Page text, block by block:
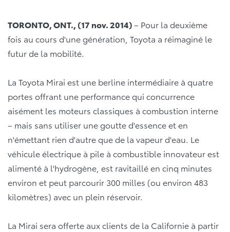
TORONTO, ONT., (17 nov. 2014)– Pour la deuxième
fois au cours d'une génération, Toyota a réimaginé le
futur de la mobilité.
La Toyota Mirai est une berline intermédiaire à quatre
portes offrant une performance qui concurrence
aisément les moteurs classiques à combustion interne
– mais sans utiliser une goutte d'essence et en
n'émettant rien d'autre que de la vapeur d'eau. Le
véhicule électrique à pile à combustible innovateur est
alimenté à l'hydrogène, est ravitaillé en cinq minutes
environ et peut parcourir 300 milles (ou environ 483
kilomètres) avec un plein réservoir.
La Mirai sera offerte aux clients de la Californie à partir